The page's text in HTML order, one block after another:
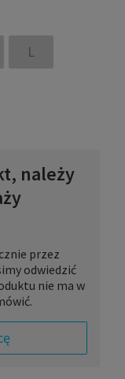
L
należy
przez
odwiedzić
nie ma w